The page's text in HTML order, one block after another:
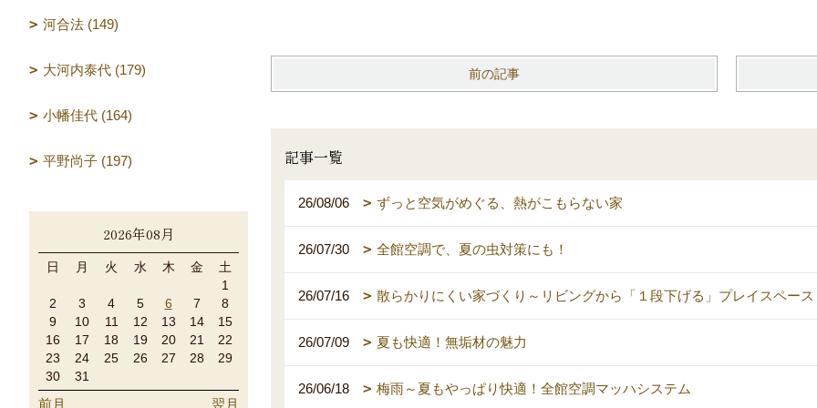
前の記事
記事一覧
26/08/06 ずっと空気がめぐる、熱がこもらない家
26/07/30 全館空調で、夏の虫対策にも！
26/07/16 散らかりにくい家づくり～リビングから「１段下げる」プレイスペース
26/07/09 夏も快適！無垢材の魅力
26/06/18 梅雨～夏もやっぱり快適！全館空調マッハシステム
河合法 (149)
大河内泰代 (179)
小幡佳代 (164)
平野尚子 (197)
2026年08月
日 月 火 水 木 金
土
1
2
3 4 5 6 7
8
9
10 11 12 13 14
15
16
17 18 19 20 21
22
23
24 25 26 27 28
29
30
31
前月 翌月